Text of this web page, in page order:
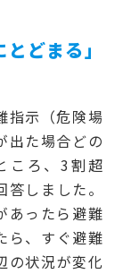
どまる」
指示（危険場
出た場合どの
ころ、3割超
しました。
あったら避難
ら、すぐ避難
の状況が変化